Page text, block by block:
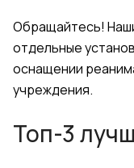
Обращайтесь!
отдельные
оснащении
учреждения.
Топ-3